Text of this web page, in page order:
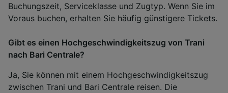
Buchungszeit, Serviceklasse und Zugtyp. Wenn Sie im
Voraus buchen, erhalten Sie häufig günstigere Tickets.
Gibt es einen Hochgeschwindigkeitszug von Trani
nach Bari Centrale?
Ja, Sie können mit einem Hochgeschwindigkeitszug
zwischen Trani und Bari Centrale reisen. Die